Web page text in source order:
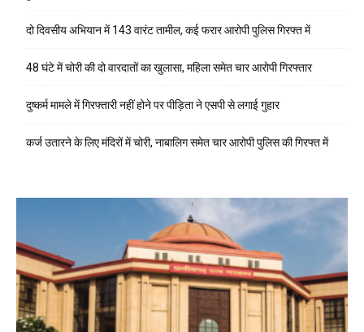
दो दिवसीय अभियान में 143 वारंट तामील, कई फरार आरोपी पुलिस गिरफ्त में
48 घंटे में चोरी की दो वारदातों का खुलासा, महिला समेत चार आरोपी गिरफ्तार
दुष्कर्म मामले में गिरफ्तारी नहीं होने पर पीड़िता ने एसपी से लगाई गुहार
कर्ज उतारने के लिए मंदिरों में चोरी, नाबालिग समेत चार आरोपी पुलिस की गिरफ्त में